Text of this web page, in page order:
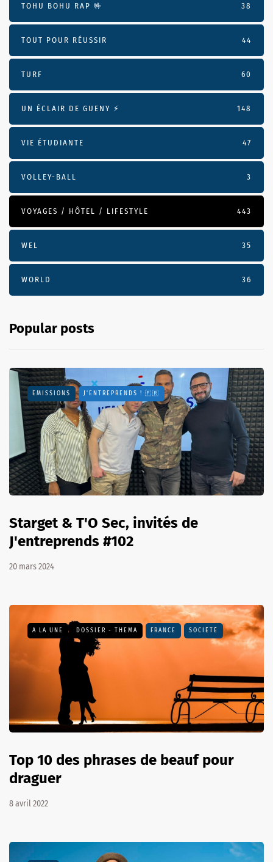
TOHU BOHU RAP 🤟 38
TOUT POUR RÉUSSIR 44
TURF 60
UN ÉCLAIR DE GUENY ⚡️ 148
VIE ÉTUDIANTE 47
VOLLEY-BALL 3
VOYAGES / HÔTEL / LIFESTYLE 443
WEL 35
WORLD 36
Popular posts
EMISSIONS J'ENTREPRENDS ! 🇫🇷
Starget & T'O Sec, invités de
J'entreprends #102
20 mars 2024
A LA UNE DOSSIER - THEMA FRANCE SOCIÉTÉ
Top 10 des phrases de beauf pour
draguer
8 avril 2022